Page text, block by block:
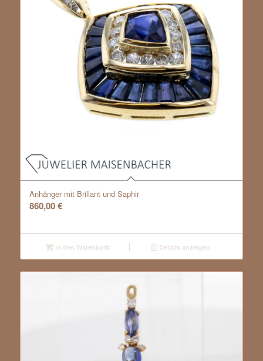
Anhänger mit Brillant und Saphir
860,00€
In den Warenkorb Details anzeigen